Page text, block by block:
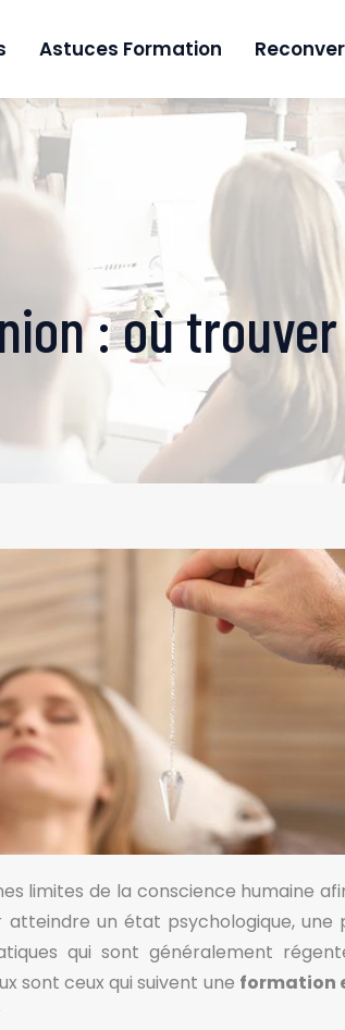
Astuces Formation
: où
limites de la conscience humaine
un état psychologique, une
qui sont généralement
sont ceux qui suivent une formation